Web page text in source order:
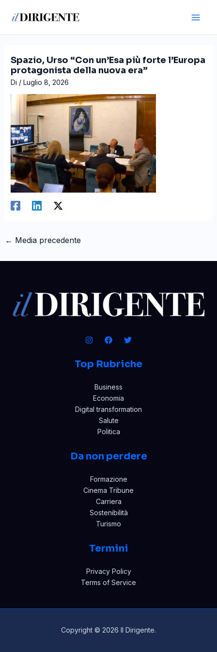
Spazio, Urso “Con un’Esa più forte l’Europa
protagonista della nuova era”
Di / Luglio 8, 2026
articoli
← Media precedente
Top Rubriche
Business
Economia
Digital transformation
Salute
Politica
Da non perdere
Formazione
Cinema Tribune
Carriera
Sostenibilità
Turismo
Termini
Privacy Policy
Terms of Service
Copyright © 2026 Il Dirigente.